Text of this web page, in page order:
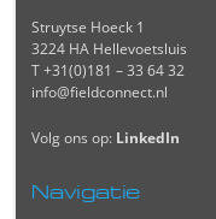
Struytse Hoeck 1
3224 HA Hellevoetsluis
T +31(0)181 – 33 64 32
info@fieldconnect.nl
Volg ons op: LinkedIn
Navigatie